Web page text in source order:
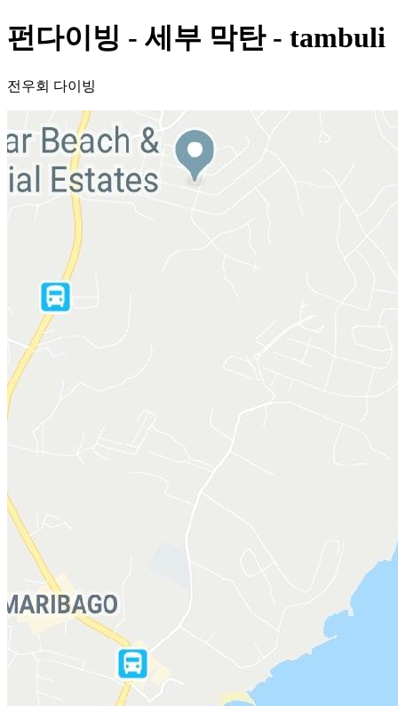
펀다이빙 - 세부 막탄 - tambuli
전우회 다이빙